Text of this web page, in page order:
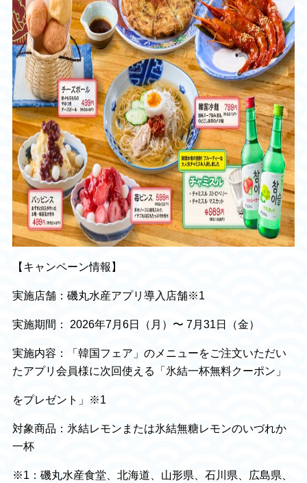
【キャンペーン情報】
実施店舗：磯丸水産アプリ導入店舗※1
実施期間： 2026年7月6日（月）〜 7月31日（金）
実施内容：「韓国フェア」のメニューをご注文いただい
たアプリ会員様に次回使える「氷結一杯無料クーポン」
をプレゼント」※1
対象商品：氷結レモンまたは氷結無糖レモンのいづれか
一杯
※1：磯丸水産食堂、北海道、山形県、石川県、広島県、